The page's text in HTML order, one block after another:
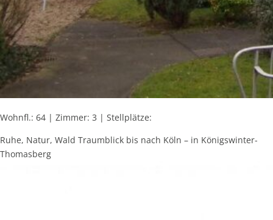
Wohnfl.: 64 | Zimmer: 3 | Stellplätze:
Ruhe, Natur, Wald Traumblick bis nach Köln – in Königswinter-
Thomasberg